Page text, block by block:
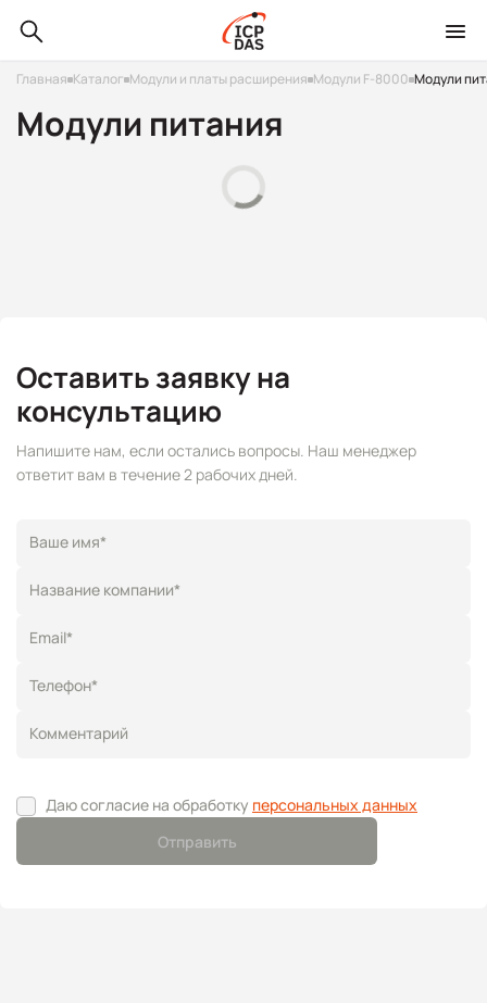
Главная Каталог Модули и платы расширения Модули F-8000 Модули
Модули питания
Оставить заявку на
консультацию
Напишите нам, если остались вопросы. Наш менеджер
ответит вам в течение 2 рабочих дней.
Ваше имя*
Название компании*
Телефон*
Email*
Комментарий
Даю согласие на обработку персональных данных
Отправить